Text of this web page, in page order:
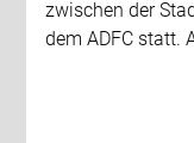
zwischen der
dem ADFC statt.